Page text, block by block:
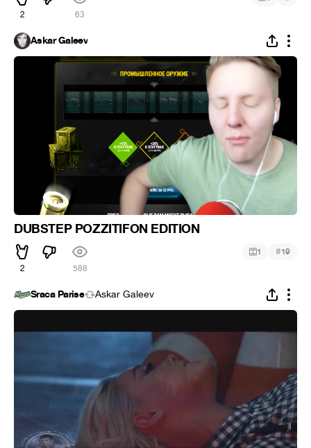
2 63
Askar Galeev
DUBSTEP POZZITIFON EDITION
2 588
1 #19
Sraca Parise Askar Galeev